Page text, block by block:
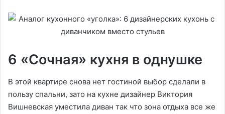
6 «Сочная» кухня в однушке
В этой квартире снова нет гостиной выбор сделали в
пользу спальни, зато на кухне дизайнер Виктория
Вишневская уместила диван так что зона отдыха все же